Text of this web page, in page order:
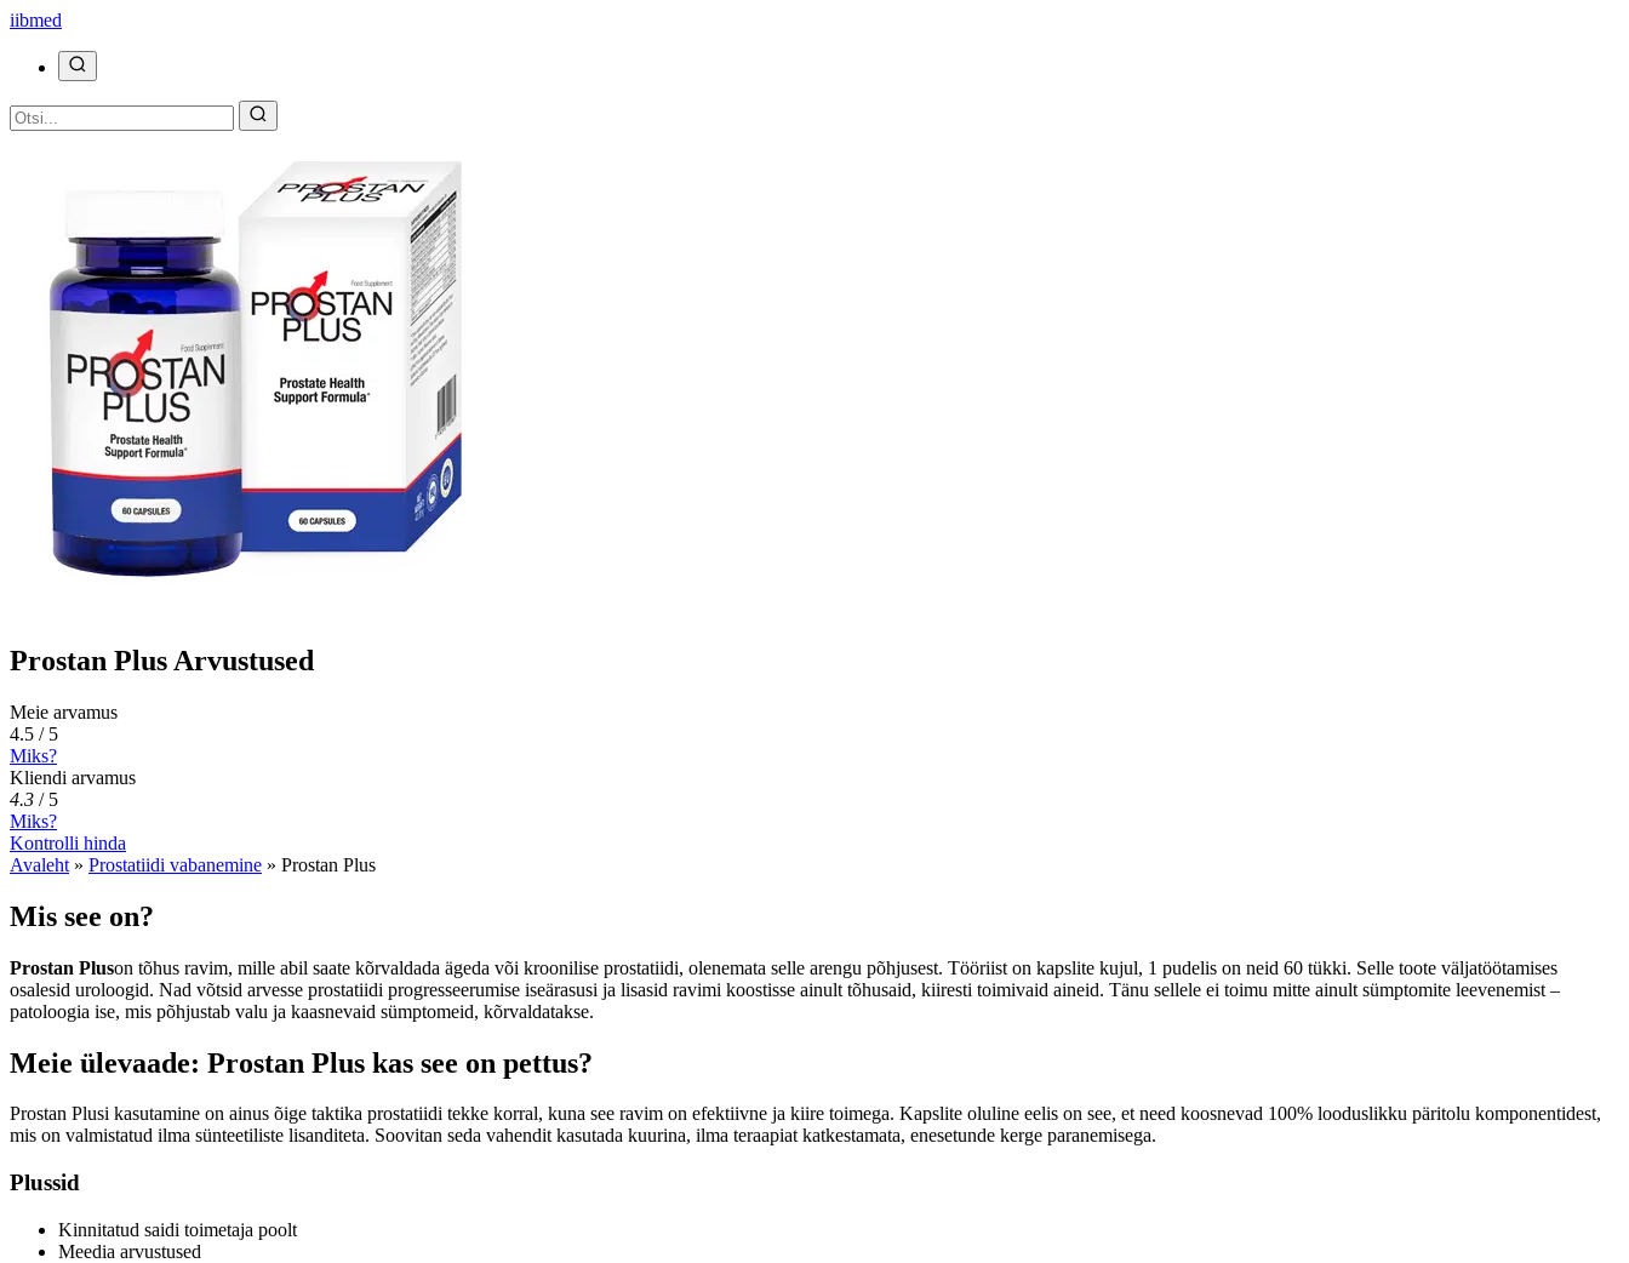
iibmed
Prostan Plus Arvustused
Meie arvamus
4.5 / 5
Miks?
Kliendi arvamus
4.3 / 5
Miks?
Kontrolli hinda
Avaleht » Prostatiidi vabanemine » Prostan Plus
Mis see on?
Prostan Pluson tõhus ravim, mille abil saate kõrvaldada ägeda või kroonilise prostatiidi, olenemata selle arengu põhjusest. Tööriist on kapslite kujul, 1 pudelis on neid 60 tükki. Selle toote väljatöötamises
osalesid uroloogid. Nad võtsid arvesse prostatiidi progresseerumise iseärasusi ja lisasid ravimi koostisse ainult tõhusaid, kiiresti toimivaid aineid. Tänu sellele ei toimu mitte ainult sümptomite leevenemist –
patoloogia ise, mis põhjustab valu ja kaasnevaid sümptomeid, kõrvaldatakse.
Meie ülevaade: Prostan Plus kas see on pettus?
Prostan Plusi kasutamine on ainus õige taktika prostatiidi tekke korral, kuna see ravim on efektiivne ja kiire toimega. Kapslite oluline eelis on see, et need koosnevad 100% looduslikku päritolu komponentidest,
mis on valmistatud ilma sünteetiliste lisanditeta. Soovitan seda vahendit kasutada kuurina, ilma teraapiat katkestamata, enesetunde kerge paranemisega.
Plussid
Kinnitatud saidi toimetaja poolt
Meedia arvustused